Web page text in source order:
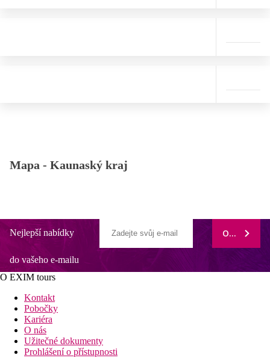
Mapa - Kaunaský kraj
Nejlepší nabídky
do vašeho e-mailu
ODEBÍRAT
O EXIM tours
Kontakt
Pobočky
Kariéra
O nás
Užitečné dokumenty
Prohlášení o přístupnosti